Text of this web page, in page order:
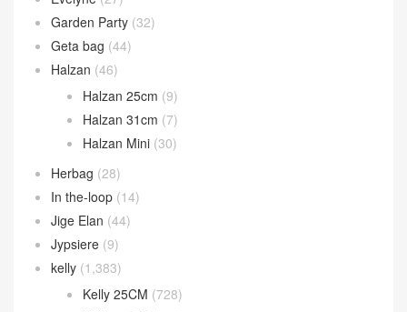
Garden Party (32)
Geta bag (44)
Halzan (46)
Halzan 25cm (9)
Halzan 31cm (7)
Halzan Mini (30)
Herbag (28)
In the-loop (14)
Jige Elan (44)
Jypsiere (9)
kelly (1,383)
Kelly 25CM (728)